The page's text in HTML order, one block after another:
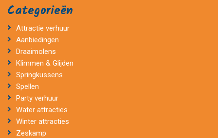
Categorieën
Attractie verhuur
Aanbiedingen
Draaimolens
Klimmen & Glijden
Springkussens
Spellen
Party verhuur
Water attracties
Winter attracties
Zeskamp